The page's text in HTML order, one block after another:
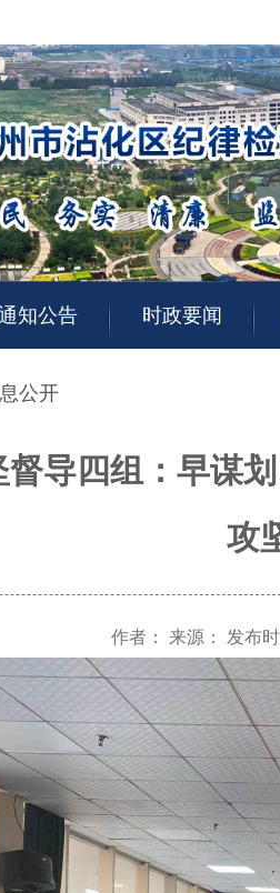
知公告 时政要闻
公开
导四组：早谋
攻
作者： 来源： 发布时